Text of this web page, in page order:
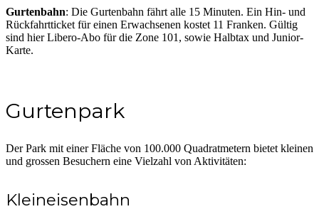
Gurtenbahn: Die Gurtenbahn fährt alle 15 Minuten. Ein Hin- und
Rückfahrtticket für einen Erwachsenen kostet 11 Franken. Gültig
sind hier Libero-Abo für die Zone 101, sowie Halbtax und Junior-
Karte.
Gurtenpark
Der Park mit einer Fläche von 100.000 Quadratmetern bietet kleinen
und grossen Besuchern eine Vielzahl von Aktivitäten:
Kleineisenbahn